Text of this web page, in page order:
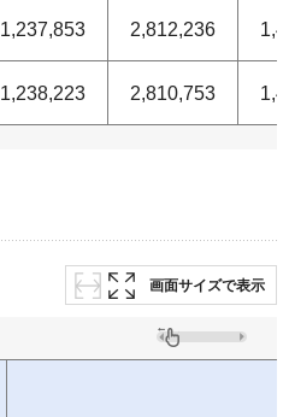
1,237,853 2,812,236
1,238,223 2,810,753
画面サイズで表示